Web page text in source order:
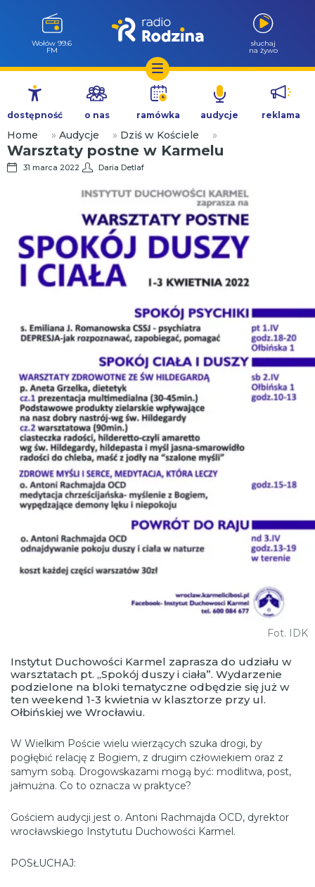
Przejdź
treści
Wołów 99.6
FM
słuchaj
na żywo
dostępność o nas ramówka audycje reklama
Home » Audycje » Dziś w Kościele »
Warsztaty postne w Karmelu
31 marca 2022 Daria Detlaf
Fot. IDK
Instytut Duchowości Karmel zaprasza do udziału w
warsztatach pt. „Spokój duszy i ciała”. Wydarzenie
podzielone na bloki tematyczne odbędzie się już w
ten weekend 1-3 kwietnia w klasztorze przy ul.
Ołbińskiej we Wrocławiu.
W Wielkim Poście wielu wierzących szuka drogi, by
pogłębić relację z Bogiem, z drugim człowiekiem oraz z
samym sobą. Drogowskazami mogą być: modlitwa, post,
jałmużna. Co to oznacza w praktyce?
Gościem audycji jest o. Antoni Rachmajda OCD, dyrektor
wrocławskiego Instytutu Duchowości Karmel.
POSŁUCHAJ: